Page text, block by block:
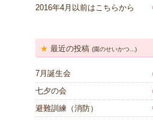
2016年4月以前はこちらから
最近の投稿(園のせいかつ...)
7月誕生会
七夕の会
避難訓練（消防）